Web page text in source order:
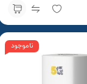
ناموجود